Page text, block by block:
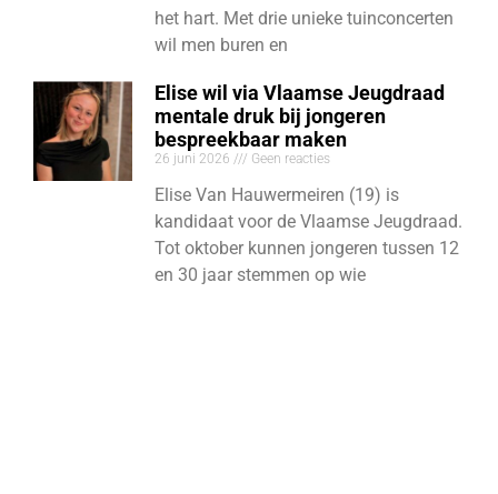
het hart. Met drie unieke tuinconcerten
wil men buren en
Elise wil via Vlaamse Jeugdraad
mentale druk bij jongeren
bespreekbaar maken
26 juni 2026 Geen reacties
Elise Van Hauwermeiren (19) is
kandidaat voor de Vlaamse Jeugdraad.
Tot oktober kunnen jongeren tussen 12
en 30 jaar stemmen op wie